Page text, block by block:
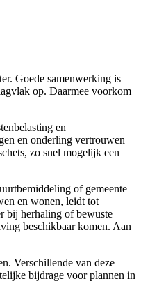
Goede samenwerking is
op. Daarmee voorkom
en
en onderling vertrouwen
zo snel mogelijk een
of gemeente
en wonen, leidt tot
bij herhaling of bewuste
beschikbaar komen. Aan
Verschillende van deze
bijdrage voor plannen in